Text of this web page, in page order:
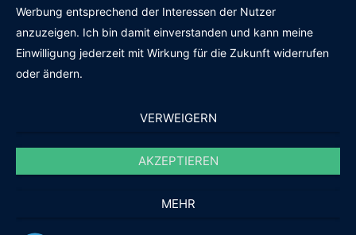
GRATIS WEBSITE-CHECK
des19n.at|iwant@des19n.at
Werbung entsprechend der Interessen der Nutzer
anzuzeigen. Ich bin damit einverstanden und kann meine
Einwilligung jederzeit mit Wirkung für die Zukunft widerrufen
oder ändern.
VERWEIGERN
AKZEPTIEREN
MEHR